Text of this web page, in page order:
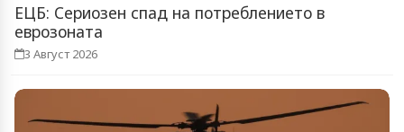
ЕЦБ: Сериозен спад на потреблението в
еврозоната
3 Август 2026